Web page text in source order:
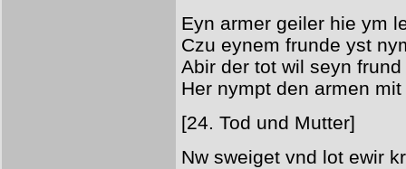
Eyn armer geiler hie ym
Czu eynem frunde yst
Abir der tot wil seyn
Her nympt den armen
[24. Tod und Mutter]
Nw sweiget vnd lot ewir